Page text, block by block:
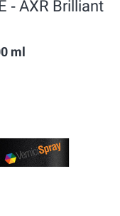
‐ AXR Brilliant
ml